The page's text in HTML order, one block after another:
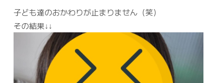
子ども達のおかわりが止まりません（笑）
その結果↓↓